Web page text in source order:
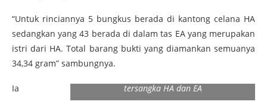
“Untuk rinciannya 5 bungkus berada di kantong celana HA
sedangkan yang 43 berada di dalam tas EA yang merupakan
istri dari HA. Total barang bukti yang diamankan semuanya
34,34 gram” sambungnya.Barang bukti berupas 48 bungkus plastik
tersangka HA dan EA
Ia